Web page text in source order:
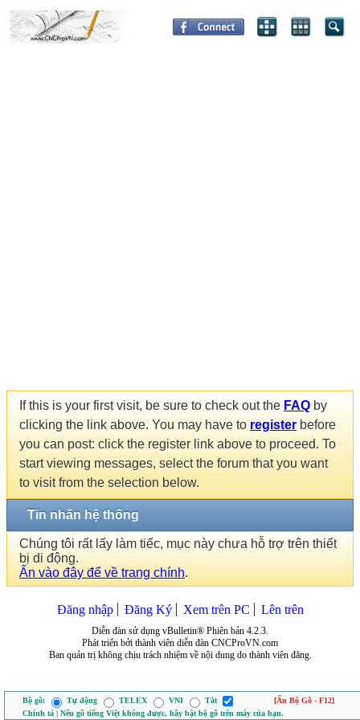
If this is your first visit, be sure to check out the FAQ by
clicking the link above. You may have to register before
you can post: click the register link above to proceed. To
start viewing messages, select the forum that you want
to visit from the selection below.
Tin nhắn hệ thống
Chúng tôi rất lấy làm tiếc, mục này chưa hỗ trợ trên thiết
bị di động.
Ấn vào đây để về trang chính.
Đăng nhập Đăng Ký Xem trên PC Lên trên
Diễn đàn sử dụng vBulletin® Phiên bản 4.2.3.
Phát triển bởi thành viên diễn đàn CNCProVN.com
Ban quản trị không chịu trách nhiệm về nội dung do thành viên đăng.
Bộ gõ: Tự động TELEX VNI Tắt
[Ẩn Bộ Gõ - F12]
Chính tả | Nếu gõ tiếng Việt không được, hãy bật bộ gõ trên máy của bạn.